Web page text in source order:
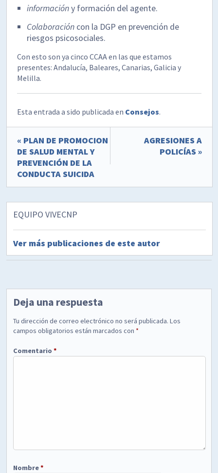
informacióny formación del agente.
Colaboración con la DGP en prevención de
riesgos psicosociales.
Con esto son ya cinco CCAA en las que estamos
presentes: Andalucía, Baleares, Canarias, Galicia y
Melilla.
Esta entrada a sido publicada en Consejos.
« PLAN DE PROMOCION
DE SALUD MENTAL Y
PREVENCIÓN DE LA
CONDUCTA SUICIDA
AGRESIONES A
POLICÍAS »
EQUIPO VIVECNP
Ver más publicaciones de este autor
Deja una respuesta
Tu dirección de correo electrónico no será publicada. Los
campos obligatorios están marcados con *
Comentario*
Nombre*